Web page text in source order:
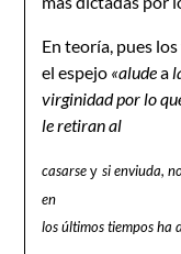
En teoría, pues
el espejo «aludea
virginidad por lo
le retiran al
casarseysi enviuda,
en
los últimos tiempos ha